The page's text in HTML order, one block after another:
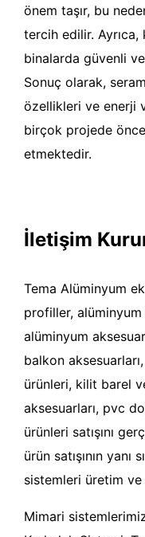
önem taşır, bu
tercih edilir.
binalarda güvenli
Sonuç olarak,
özellikleri ve enerji
birçok projede
etmektedir.
İletişim
Tema Alüminyum
profiller, alüminyum
alüminyum
balkon
ürünleri, kilit barel
aksesuarları, pvc
ürünleri satışını
ürün satışının
sistemleri üretim ve
Mimari